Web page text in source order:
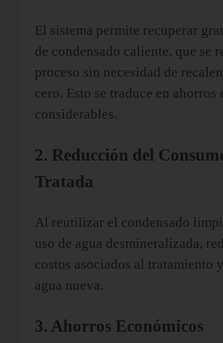
El sistema permite recuperar
de condensado caliente, que se
proceso sin necesidad de
cero. Esto se traduce en ahorros
considerables.
2. Reducción del
Tratada
Al reutilizar el condensado
uso de agua desmineralizada,
costos asociados al tratamiento
agua nueva.
3. Ahorros Económicos